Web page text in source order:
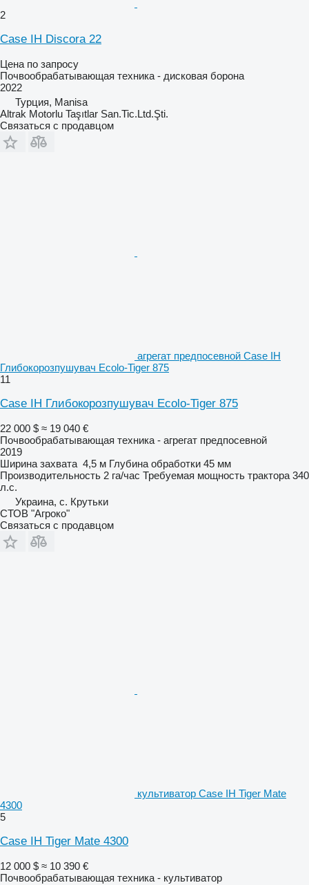
2
Case IH Discora 22
Цена по запросу
Почвообрабатывающая техника - дисковая борона
2022
Турция, Manisa
Altrak Motorlu Taşıtlar San.Tic.Ltd.Şti.
Связаться с продавцом
агрегат предпосевной Case IH
Глибокорозпушувач Ecolo-Tiger 875
11
Case IH Глибокорозпушувач Ecolo-Tiger 875
22 000 $ ≈ 19 040 €
Почвообрабатывающая техника - агрегат предпосевной
2019
Ширина захвата 4,5 м Глубина обработки 45 мм
Производительность 2 га/час Требуемая мощность трактора 340
л.с.
Украина, с. Крутьки
СТОВ "Агроко"
Связаться с продавцом
культиватор Case IH Tiger Mate
4300
5
Case IH Tiger Mate 4300
12 000 $ ≈ 10 390 €
Почвообрабатывающая техника - культиватор